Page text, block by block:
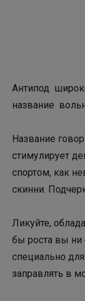
Антипод
название
Название
стимулирует
спортом, как
скинни.
Ликуйте,
бы роста вы ни
специально
заправлять в